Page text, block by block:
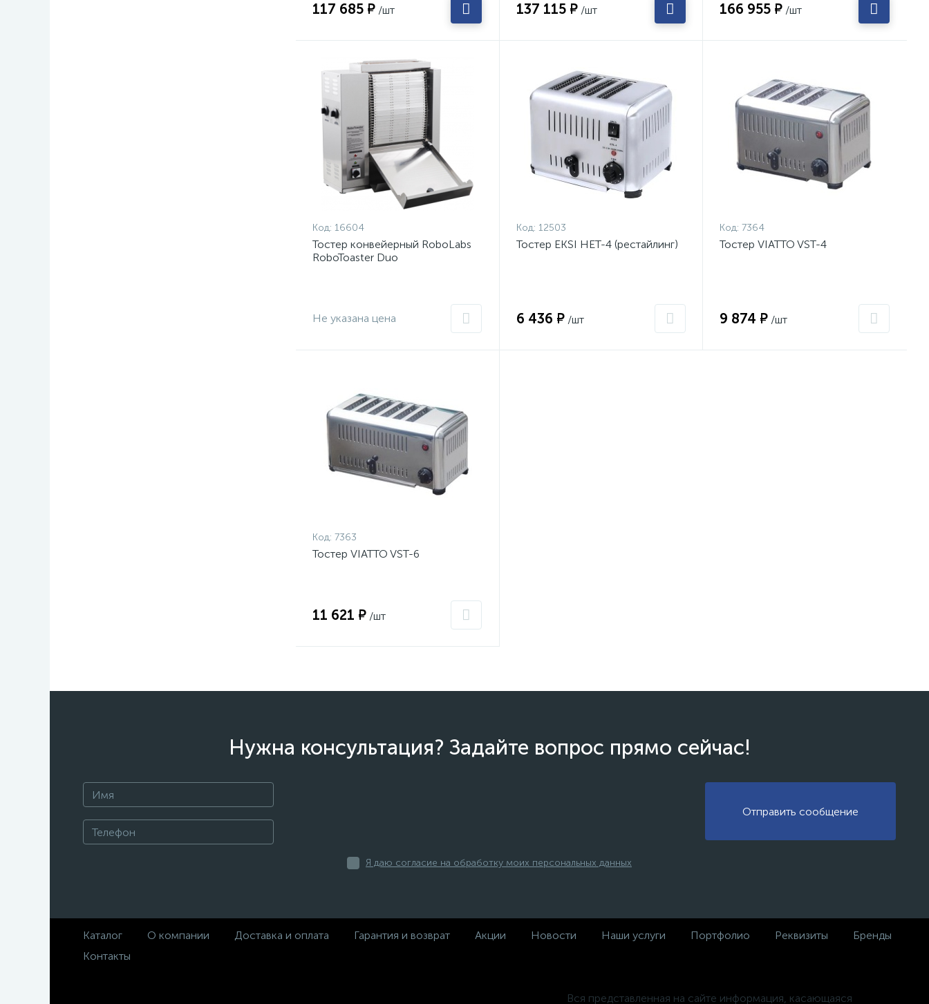
117 685 ₽ /шт 137 115 ₽ /шт 166 955 ₽ /шт
Код: 16604
Тостер конвейерный RoboLabs
RoboToaster Duo
Не указана цена
Код: 12503
Тостер EKSI HET-4 (рестайлинг)
6 436 ₽ /шт
Код: 7364
Тостер VIATTO VST-4
9 874 ₽ /шт
Код: 7363
Тостер VIATTO VST-6
11 621 ₽ /шт
Нужна консультация? Задайте вопрос прямо сейчас!
Отправить сообщение
Я даю согласие на обработку моих персональных данных
Каталог О компании Доставка и оплата Гарантия и возврат Акции Новости Наши услуги Портфолио Реквизиты
Бренды
Контакты
Вся представленная на сайте информация, касающаяся